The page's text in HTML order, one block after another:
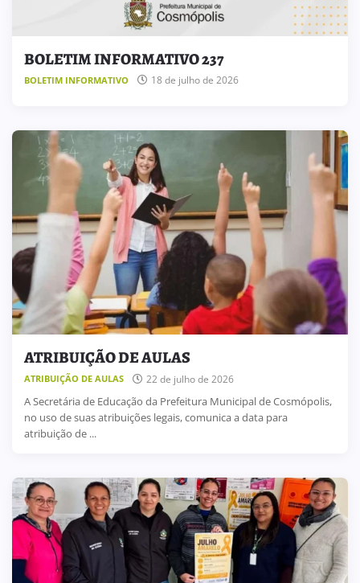
BOLETIM INFORMATIVO 237
BOLETIM INFORMATIVO 18 de julho de 2026
ATRIBUIÇÃO DE AULAS
ATRIBUIÇÃO DE AULAS 22 de julho de 2026
A Secretária de Educação da Prefeitura Municipal de Cosmópolis,
no uso de suas atribuições legais, comunica a data para
atribuição de ...